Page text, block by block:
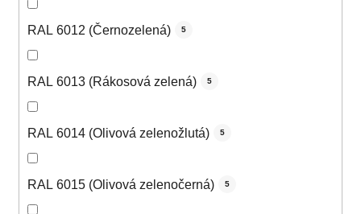
RAL 6012 (Černozelená) 5
RAL 6013 (Rákosová zelená) 5
RAL 6014 (Olivová zelenožlutá) 5
RAL 6015 (Olivová zelenočerná) 5